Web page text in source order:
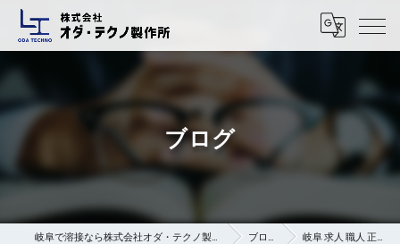
ブログ
岐阜で溶接なら株式会社オダ・テクノ製作所 ブログ 岐阜 求人 職人 正社員